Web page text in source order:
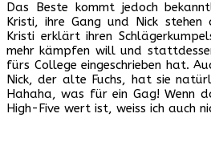
Das Beste kommt jedoch
Kristi, ihre Gang und Nick stehen
Kristi erklärt ihren
mehr kämpfen will und
fürs College eingeschrieben hat.
Nick, der alte Fuchs, hat sie
Hahaha, was für ein Gag! Wenn
High-Five wert ist, weiss ich auch